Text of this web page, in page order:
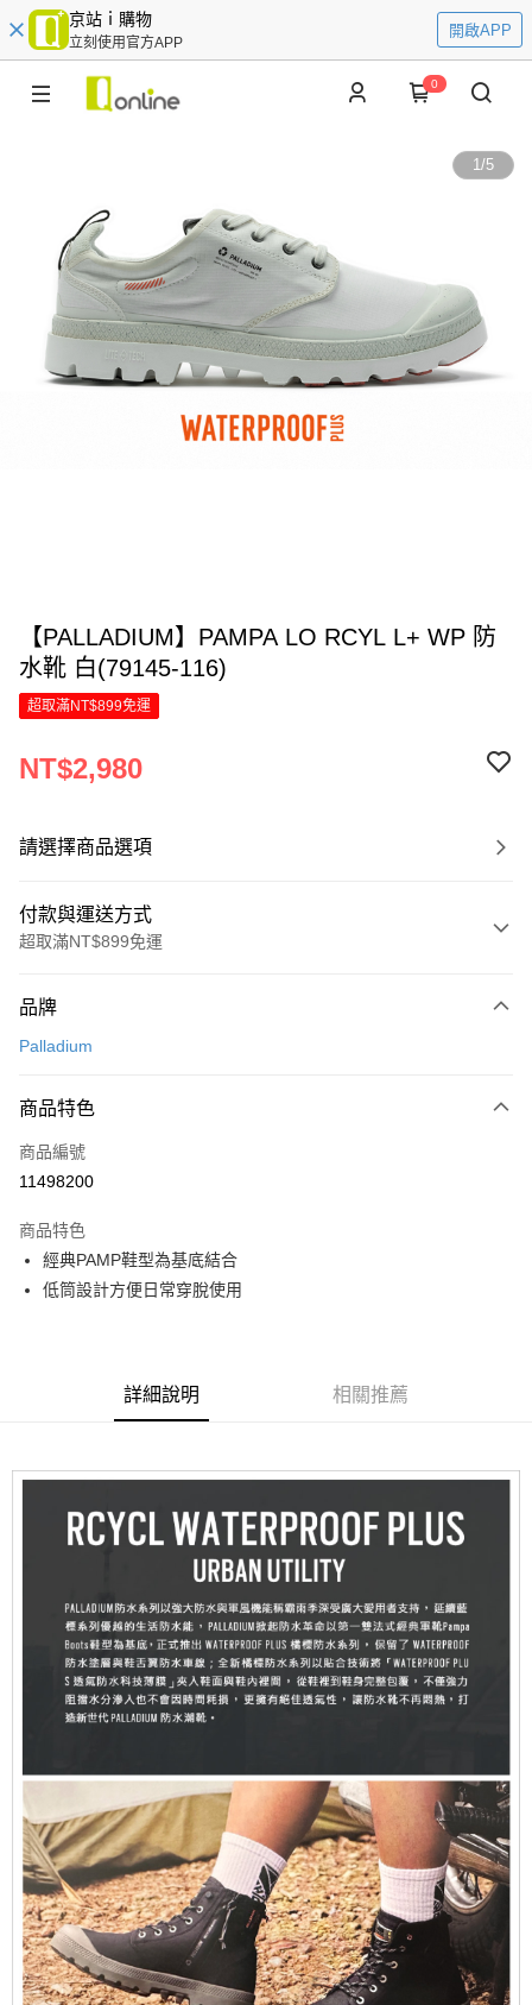
京站ｉ購物
立刻使用官方APP
開啟APP
0
1/5
【PALLADIUM】PAMPA LO RCYL L+ WP 防
水靴 白(79145-116)
超取滿NT$899免運
NT$2,980
請選擇商品選項
付款與運送方式
超取滿NT$899免運
信用卡一次付款
Apple Pay
街口支付
Google Pay
全盈+PAY
【大哥付你分期使用說明】
1.本服務由台灣大哥大提供，台灣大哥大用戶可立即使用無須另外申請。
成交易。
4.訂單成立30分鐘內，如未前往確認交易或遇審核未通過，訂單將自動取
消。如遇「轉專審核」未通過狀況，表示未達大哥付你分期系統評分，恕無
1.分期款項不併入電信帳單，「大哥付你分期」於每月結算日後寄送繳費提
醒簡訊。
2.透過簡訊連結打開帳單後，可選擇「超商條碼／台灣大直營門市／銀行轉
帳／街口支付／iPASS MONEY」等通路繳費。
【注意事項】
1.本服務係由「台灣大哥大股份有限公司」（以下簡稱本公司）所提供，讓
2.基於同意付款使用「大哥付你分期」之契約關係目的，商店將以您的個人
資料（包含姓名、電話或地址）提供予台灣大哥大進項蒐集、處理及利用，
由本公司與您本人進行分期帳單所需資料之確認、核對及更正。
3.完整用戶服務條款，請詳閱以下連結：https://oppay.tw/userRule
AFTEE先享後付
AFTEE先享後付是「在收到商品之後才付款」的支付方式。 讓您購物簡單
１．簡單：不需註冊會員、不需綁卡、不需儲值。
２．便利：只要手機號碼，簡訊認證，即可結帳。
３．安心：先確認商品／服務後，再付款。
【「AFTEE先享後付」結帳流程】
１．於結帳方式選擇「AFTEE先享後付」後，將跳轉至「AFTEE先享後付」
結帳頁面，進行簡訊認證並確認金額後，即可完成結帳。
２．訂單成立數日內，您將收到繳費通知簡訊。
３．收到繳費通知簡訊後14天內，點擊此簡訊中的連結，可透過四大超商／
ATM／網路銀行／等多元方式進行付款，方視為交易完成。
後付繳納相關費用。
※ 交易是否成功請以「AFTEE先享後付 」之結帳頁面顯示為準，若有關於
是否繳費成功／繳費後需取消欲退款等相關疑問，請聯繫「AFTEE先享後付
客戶支援中心」https://netprotections.freshdesk.com/support/home
【注意事項】
１．透過由恩沛科技股份有限公司提供之「AFTEE先享後付」服務完成之交
易，需依本服務之必要範圍內提供個人資料，並將交易相關給付款項請求債
權轉讓予恩沛科技股份有限公司。
２．關於個人資料處理事宜，請瀏覽以下網址：
https://aftee.tw/terms/#terms3
ATM付款
運送方式
每筆NT$70，滿NT$899(含以上)免運費
付款後7-11取貨
每筆NT$70，滿NT$899(含以上)免運費
京站台北店客服中心(1F星巴克旁) 即日起不提供京站紙袋，取件時
請自備購物袋，若需購買紙袋可現場詢問
免運費
品牌
Palladium
商品特色
商品編號
11498200
商品特色
經典PAMP鞋型為基底結合
低筒設計方便日常穿脫使用
詳細說明 相關推薦